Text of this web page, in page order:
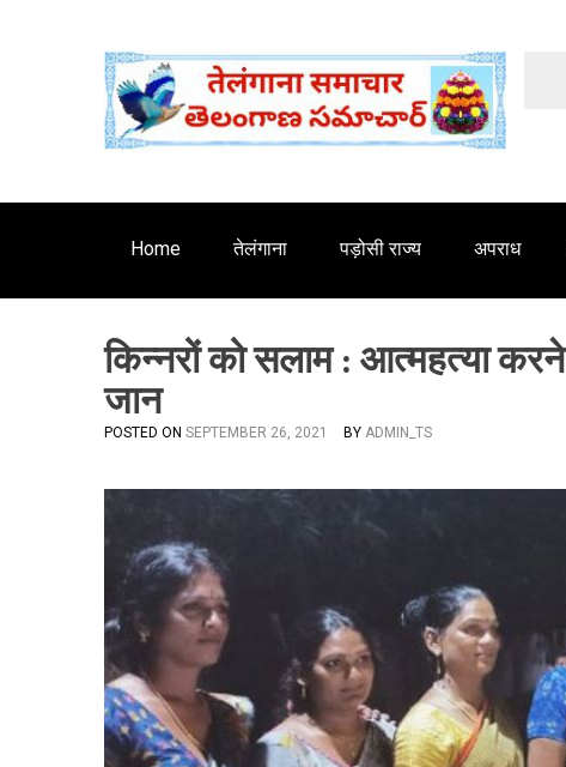
e
Home तेलंगाना पड़ोसी राज्य अपराध
किन्नरों को सलाम : आत्महत्या
जान
POSTED ON SEPTEMBER 26, 2021 BY ADMIN_TS